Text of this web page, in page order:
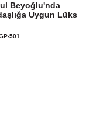
Beyoğlu'nda
Uygun Lüks
501